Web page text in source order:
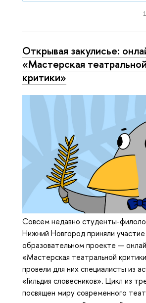
Открывая закулисье:
«Мастерская театральной
критики»
Совсем недавно студенты-
Нижний Новгород приняли участие
образовательном проекте —
«Мастерская театральной
провели для них специалисты из
«Гильдия словесников». Цикл из
посвящен миру современного